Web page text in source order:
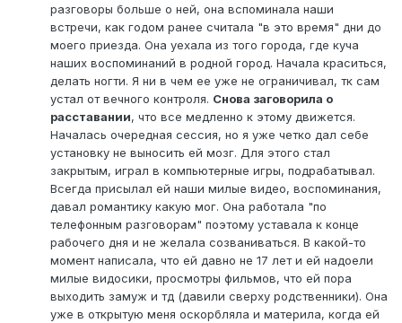
разговоры больше о ней, она вспоминала наши
встречи, как годом ранее считала "в это время" дни до
моего приезда. Она уехала из того города, где куча
наших воспоминаний в родной город. Начала краситься,
делать ногти. Я ни в чем ее уже не ограничивал, тк сам
устал от вечного контроля. Снова заговорила о
расставании, что все медленно к этому движется.
Началась очередная сессия, но я уже четко дал себе
установку не выносить ей мозг. Для этого стал
закрытым, играл в компьютерные игры, подрабатывал.
Всегда присылал ей наши милые видео, воспоминания,
давал романтику какую мог. Она работала "по
телефонным разговорам" поэтому уставала к конце
рабочего дня и не желала созваниваться. В какой-то
момент написала, что ей давно не 17 лет и ей надоели
милые видосики, просмотры фильмов, что ей пора
выходить замуж и тд (давили сверху родственники). Она
уже в открытую меня оскорбляла и материла, когда ей